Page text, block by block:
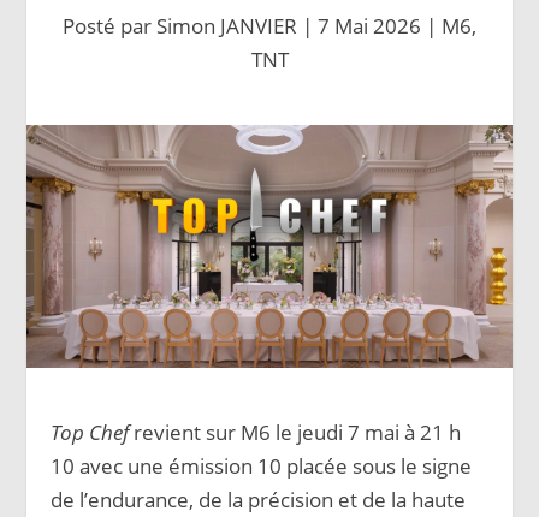
Posté par Simon JANVIER | 7 Mai 2026 | M6,
TNT
Top Chefrevient sur M6 le jeudi 7 mai à 21 h
10 avec une émission 10 placée sous le signe
de l’endurance, de la précision et de la haute